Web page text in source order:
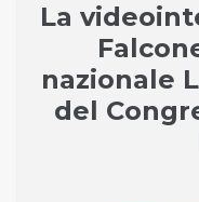
La
nazionale
del